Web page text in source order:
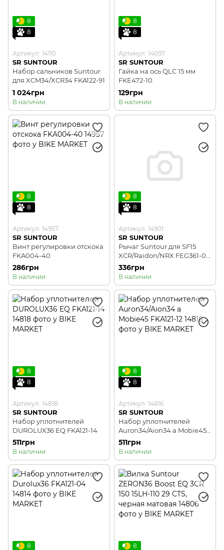
8
8
Артикул: 14110
SR SUNTOUR
Набор сальников Suntour
для XCM34/XCR34 FKA122-91
1 024грн
В наличии
8
8
Артикул: 14097
SR SUNTOUR
Гайка на ось QLC 15 мм
FKE472-10
129грн
В наличии
8
8
Артикул: 14957
SR SUNTOUR
Винт регулировки отскока
FKA004-40
286грн
В наличии
8
8
Артикул: 14901
SR SUNTOUR
Рычаг Suntour для SF15
XCR/Raidon/NRX FEG361-01,
OEM
336грн
В наличии
8
8
Артикул: 14818
SR SUNTOUR
Набор уплотнителей
DUROLUX36 EQ FKA121-14
511грн
В наличии
8
8
Артикул: 14816
SR SUNTOUR
Набор уплотнителей
Auron34/Aion34 a Mobie45
FKA121-12
511грн
В наличии
8
8